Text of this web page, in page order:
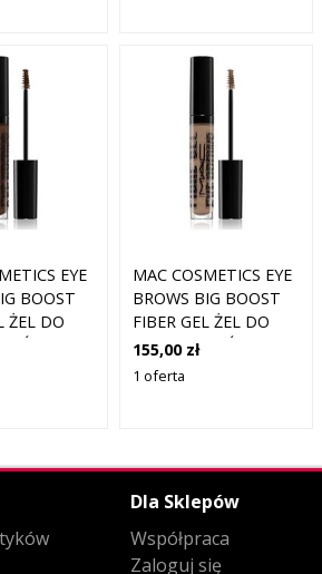
EYE
BOOST
ŻEL DO
STUD
MAC COSMETICS EYE
BROWS BIG BOOST
FIBER GEL ŻEL DO
BRWI ODCIEŃ FLING
4.1 G
155,00 zł
1 oferta
Dla Sklepów
Współpraca
Zaloguj się